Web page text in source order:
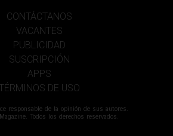
CONTÁCTANOS
VACANTES
PUBLICIDAD
SUSCRIPCIÓN
APPS
DE USO
responsable de la opinión de sus autores.
Todos los derechos reservados.